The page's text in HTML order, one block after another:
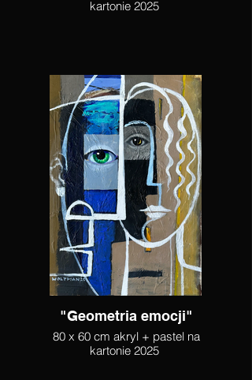
kartonie 2025
"Geometria emocji"
80 x 60 cm akryl + pastel na
kartonie 2025